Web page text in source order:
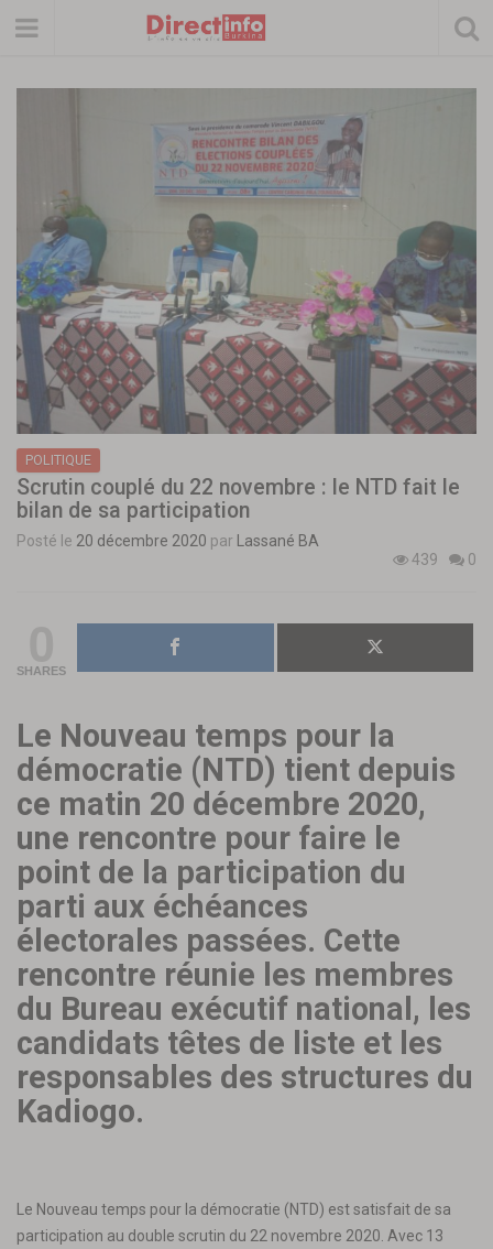
POLITIQUE
Scrutin couplé du 22 novembre : le NTD fait le
bilan de sa participation
Posté le 20 décembre 2020 par
Lassané BA
439
0
SHARES
Le Nouveau temps pour la
démocratie (NTD) tient depuis
ce matin 20 décembre 2020,
une rencontre pour faire le
point de la participation du
parti aux échéances
électorales passées. Cette
rencontre réunie les membres
du Bureau exécutif national, les
candidats têtes de liste et les
responsables des structures du
Kadiogo.
Le Nouveau temps pour la démocratie (NTD) est satisfait de sa
participation au double scrutin du 22 novembre 2020. Avec 13